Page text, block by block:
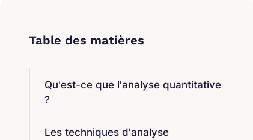
Qu'est-ce que l'analyse quantitative
?
Les techniques d'analyse